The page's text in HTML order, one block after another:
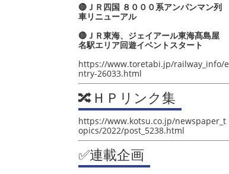
🔴ＪＲ四国 ８０００系アンパンマン列
車リニューアル
🔴ＪＲ東海、ジェイアール東海髙島屋
名駅エリア回遊イベントスタート
https://www.toretabi.jp/railway_info/e
ntry-26033.html
🔀ＨＰリンク集
https://www.kotsu.co.jp/newspaper_t
opics/2022/post_5238.html
✅連載企画